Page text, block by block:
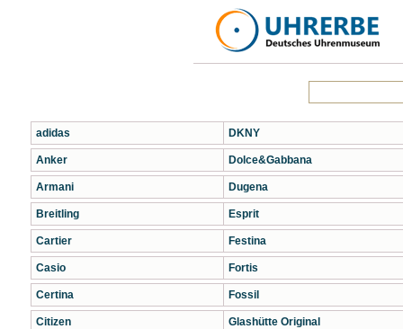
adidas
Anker
Armani
Breitling
Cartier
Casio
Certina
Citizen
DKNY
Dolce&Gabbana
Dugena
Esprit
Festina
Fortis
Fossil
Glashütte Original